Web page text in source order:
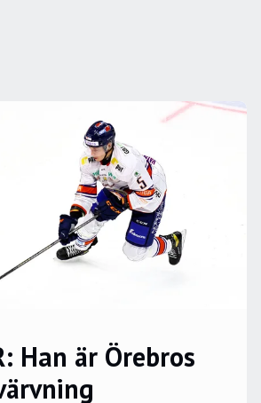
Han är Örebros